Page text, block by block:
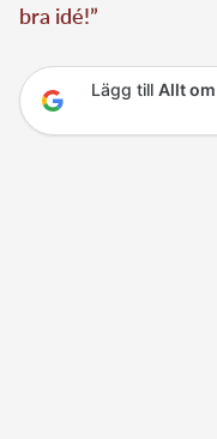
bra idé!”
Lägg till Allt